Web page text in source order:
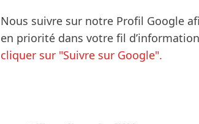
Nous suivre sur notre Profil Google
en priorité dans votre fil
cliquer sur "Suivre sur Google".